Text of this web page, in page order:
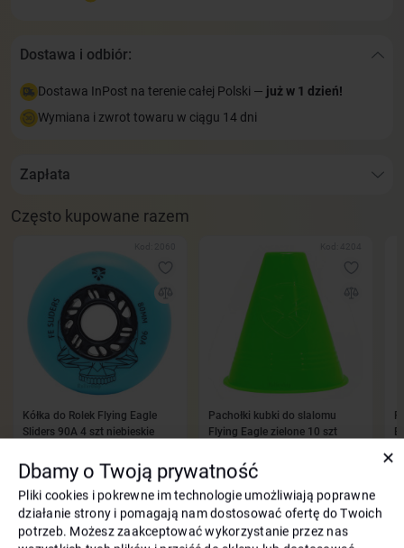
Dostawa i odbiór:
Dostawa InPost na terenie całej Polski — już w 1 dzień!
Wymiana i zwrot towaru w ciągu 14 dni
Zapłata
Często kupowane razem
Kółka do Rolek Flying Eagle
Sliders 90A 4 szt niebieskie
110
99zł
Pachołki kubki do slalomu
Flying Eagle zielone 10 szt
35
Opis Rolki Flying Eagle X6 Reaver szary
✕
Dbamy o Twoją prywatność
Pliki cookies i pokrewne im technologie umożliwiają poprawne
działanie strony i pomagają nam dostosować ofertę do Twoich
potrzeb. Możesz zaakceptować wykorzystanie przez nas